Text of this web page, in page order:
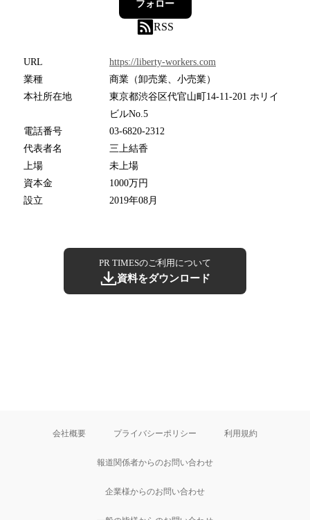
フォロー
RSS
URL
https://liberty-workers.com
業種
商業（卸売業、小売業）
本社所在地
東京都渋谷区代官山町14-11-201 ホリイ
ビルNo.5
電話番号
03-6820-2312
代表者名
三上結香
上場
未上場
資本金
1000万円
設立
2019年08月
PR TIMESのご利用について
資料をダウンロード
会社概要 プライバシーポリシー 利用規約
報道関係者からのお問い合わせ
企業様からのお問い合わせ